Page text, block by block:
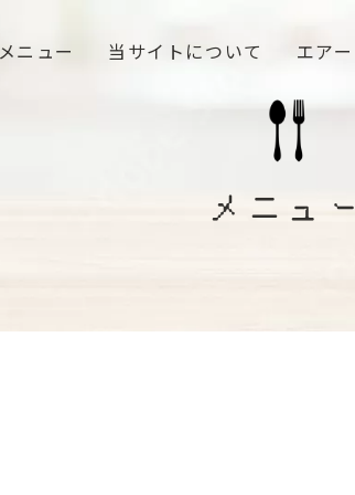
メニュー 当サイトについて エア
メニュー